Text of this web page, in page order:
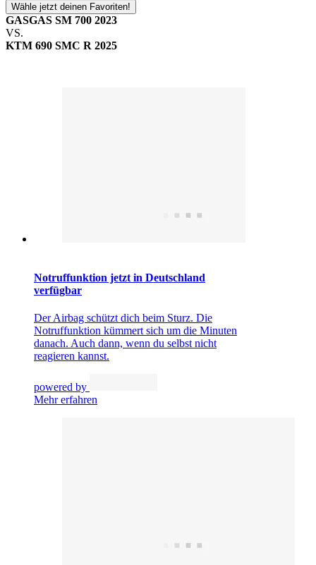
Wähle jetzt deinen Favoriten!
GASGAS SM 700 2023
VS.
KTM 690 SMC R 2025
Notruffunktion jetzt in Deutschland
verfügbar
Der Airbag schützt dich beim Sturz. Die
Notruffunktion kümmert sich um die Minuten
danach. Auch dann, wenn du selbst nicht
reagieren kannst.
powered by
Mehr erfahren